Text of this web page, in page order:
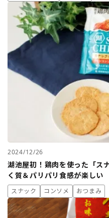
2024/12/26
湖池屋初！鶏肉を使った「ス
く質＆パリパリ食感が楽しい
スナック コンソメ おつまみ